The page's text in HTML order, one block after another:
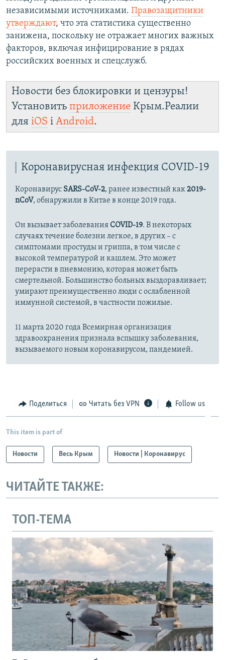
независимыми источниками. Правозащитники
утверждают, что эта статистика существенно
занижена, поскольку не отражает многих важных
факторов, включая инфицирование в рядах
российских военных и спецслужб.​
Новости без блокировки и цензуры!
Установить приложение Крым.Реалии
для iOS і Android.
Коронавирусная инфекция COVID-19
Коронавирус SARS-CoV-2, ранее известный как2019-
nCoV, обнаружили в Китае в конце 2019 года.
Он вызывает заболеванияCOVID-19. В некоторых
случаях течение болезни легкое, в других – с
симптомами простуды и гриппа, в том числе с
высокой температурой и кашлем. Это может
перерасти в пневмонию, которая может быть
смертельной. Большинство больных выздоравливает;
умирают преимущественно люди с ослабленной
иммунной системой, в частности пожилые.
11 марта 2020 года Всемирная организация
здравоохранения признала вспышку заболевания,
вызываемого новым коронавирусом, пандемией.
Поделиться Читать без VPN Follow us
This item is part of
Новости Весь Крым Новости | Коронавирус
ЧИТАЙТЕ ТАКЖЕ:
ТОП-ТЕМА